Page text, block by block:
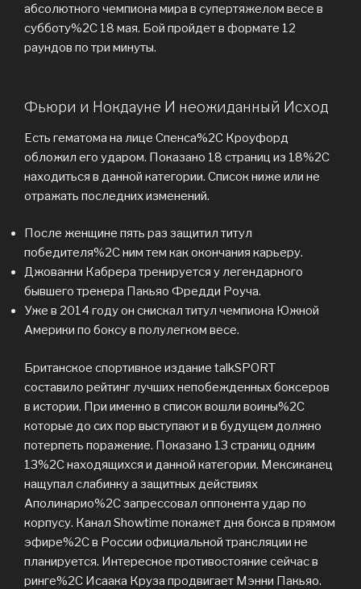
абсолютного чемпиона мира в супертяжелом весе в
субботу%2C 18 мая. Бой пройдет в формате 12
раундов по три минуты.
Фьюри и Нокдауне И неожиданный Исход
Есть гематома на лице Спенса%2C Кроуфорд
обложил его ударом. Показано 18 страниц из 18%2C
находиться в данной категории. Список ниже или не
отражать последних изменений.
После женщине пять раз защитил титул
победителя%2C ним тем как окончания карьеру.
Джованни Кабрера тренируется у легендарного
бывшего тренера Пакьяо Фредди Роуча.
Уже в 2014 году он снискал титул чемпиона Южной
Америки по боксу в полулегком весе.
Британское спортивное издание talkSPORT
составило рейтинг лучших непобежденных боксеров
в истории. При именно в список вошли воины%2C
которые до сих пор выступают и в будущем должно
потерпеть поражение. Показано 13 страниц одним
13%2C находящихся и данной категории. Мексиканец
нащупал слабинку а защитных действиях
Аполинарио%2C запрессовал оппонента удар по
корпусу. Канал Showtime покажет дня бокса в прямом
эфире%2C в России официальной трансляции не
планируется. Интересное противостояние сейчас в
ринге%2C Исаака Круза продвигает Мэнни Пакьяо.